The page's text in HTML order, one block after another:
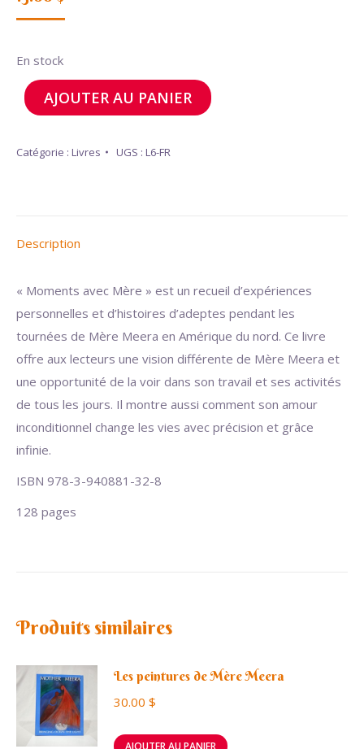
En stock
AJOUTER AU PANIER
Catégorie : Livres UGS : L6-FR
Description
« Moments avec Mère » est un recueil d’expériences
personnelles et d’histoires d’adeptes pendant les
tournées de Mère Meera en Amérique du nord. Ce livre
offre aux lecteurs une vision différente de Mère Meera et
une opportunité de la voir dans son travail et ses activités
de tous les jours. Il montre aussi comment son amour
inconditionnel change les vies avec précision et grâce
infinie.
ISBN 978-3-940881-32-8
128 pages
Produits similaires
Les peintures de Mère Meera
30.00 $
AJOUTER AU PANIER